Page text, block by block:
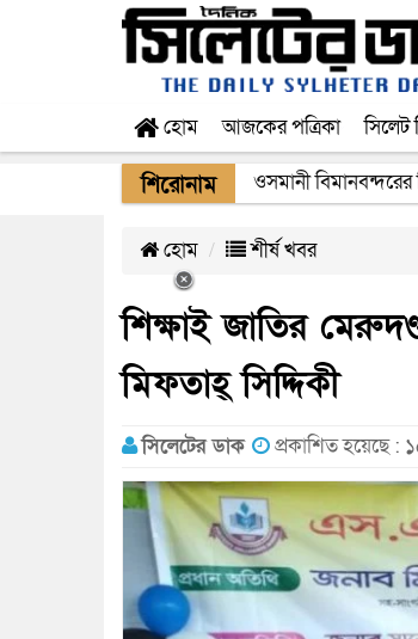
হোম আজকের পত্রিকা সিলেট
শিরোনাম ওসমানী বিমানবন্দরের
এক মাসের মধ্যে
হোম শীর্ষ খবর
শিক্ষাই জাতির
মিফতাহ্ সিদ্দিকী
সিলেটের ডাক প্রকাশিত হয়েছে :